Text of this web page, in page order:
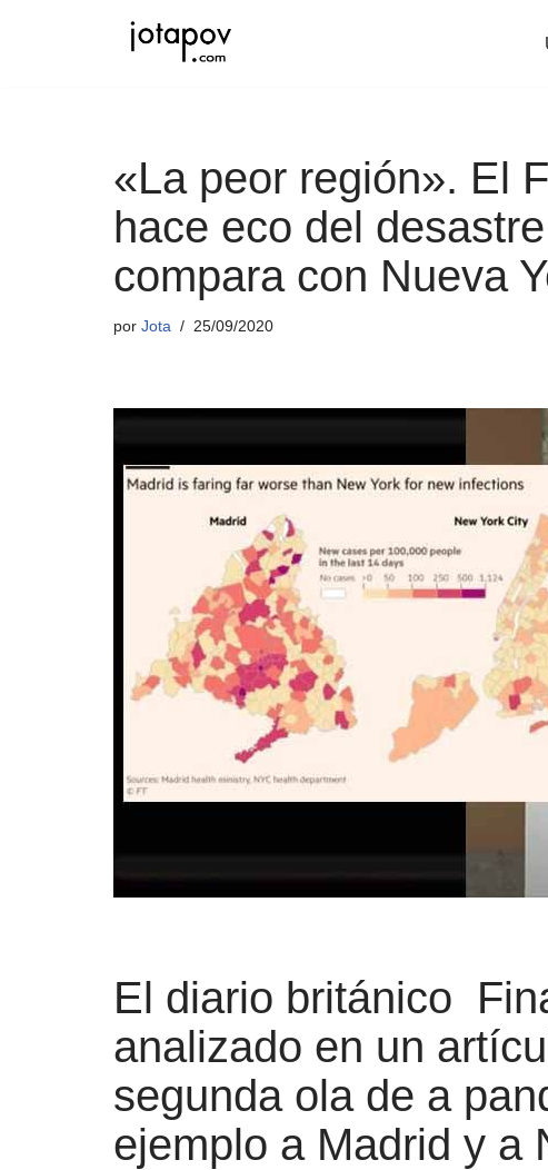
«La peor región». El
hace eco del
compara con Nueva
por Jota 25/09/2020
El diario británico
analizado en un
segunda ola de a
ejemplo a Madrid y a